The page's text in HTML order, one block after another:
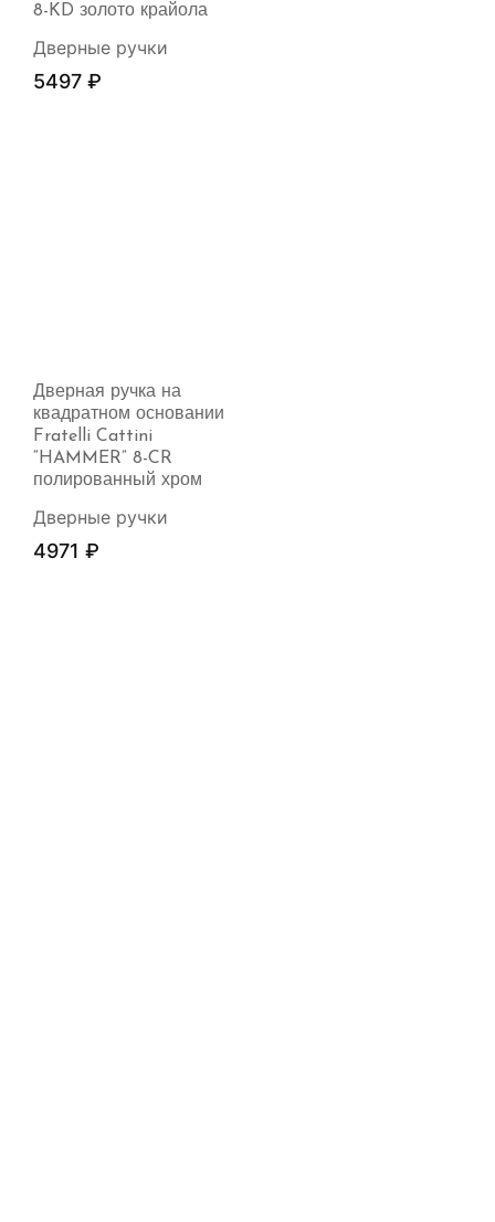
8-KD золото крайола
Дверные ручки
5497 ₽
Дверная ручка на
квадратном основании
Fratelli Cattini
“HAMMER” 8-CR
полированный хром
Дверные ручки
4971 ₽